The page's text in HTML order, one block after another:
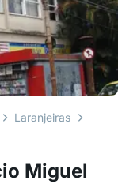
Miguel
Laranjeiras